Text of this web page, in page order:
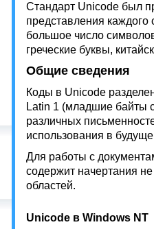
Стандарт Unicode был
представления каждого
большое число
греческие буквы,
Общие сведения
Коды в Unicode
Latin 1 (младшие байты
различных
использования в
Для работы с
содержит начертания
областей.
Unicode в Windows NT